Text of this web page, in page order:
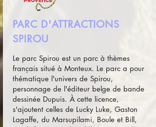
PARC D'ATTRACTIONS
SPIROU
Le parc Spirou est un parc à thèmes
français situé à Monteux. Le parc a pour
thématique l'univers de Spirou,
personnage de l'éditeur belge de bande
dessinée Dupuis. À cette licence,
s'ajoutent celles de Lucky Luke, Gaston
Lagaffe, du Marsupilami, Boule et Bill,